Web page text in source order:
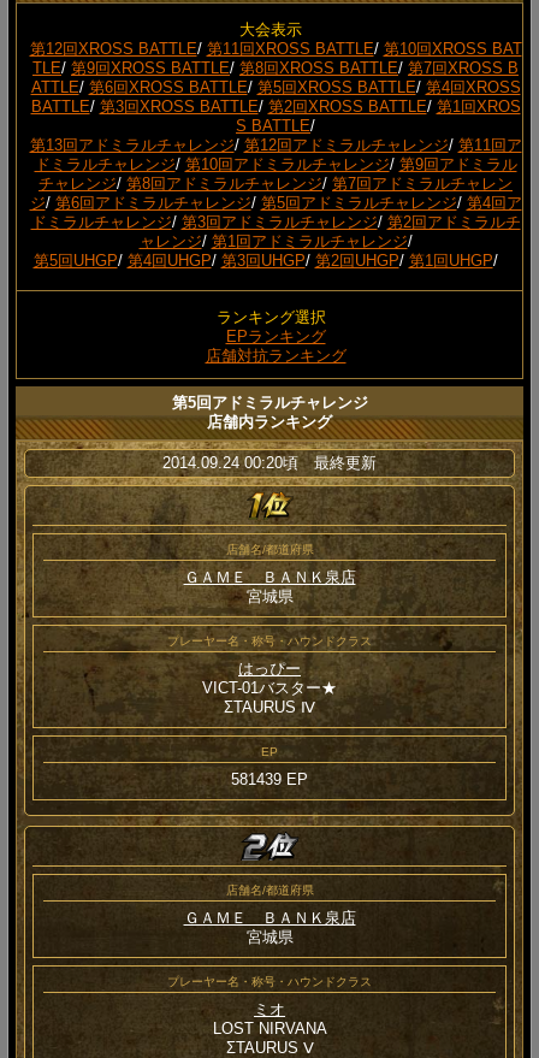
大会表示
第12回XROSS BATTLE/ 第11回XROSS BATTLE/ 第10回XROSS BAT
TLE/ 第9回XROSS BATTLE/ 第8回XROSS BATTLE/ 第7回XROSS B
ATTLE/ 第6回XROSS BATTLE/ 第5回XROSS BATTLE/ 第4回XROSS
BATTLE/ 第3回XROSS BATTLE/ 第2回XROSS BATTLE/ 第1回XROS
S BATTLE/
第13回アドミラルチャレンジ/ 第12回アドミラルチャレンジ/ 第11回ア
ドミラルチャレンジ/ 第10回アドミラルチャレンジ/ 第9回アドミラル
チャレンジ/ 第8回アドミラルチャレンジ/ 第7回アドミラルチャレン
ジ/ 第6回アドミラルチャレンジ/ 第5回アドミラルチャレンジ/ 第4回ア
ドミラルチャレンジ/ 第3回アドミラルチャレンジ/ 第2回アドミラルチ
ャレンジ/ 第1回アドミラルチャレンジ/
第5回UHGP/ 第4回UHGP/ 第3回UHGP/ 第2回UHGP/ 第1回UHGP/
ランキング選択
EPランキング
店舗対抗ランキング
第5回アドミラルチャレンジ
店舗内ランキング
2014.09.24 00:20頃 最終更新
店舗名/都道府県
ＧＡＭＥ ＢＡＮＫ泉店
宮城県
プレーヤー名・称号・ハウンドクラス
はっぴー
VICT-01バスター★
ΣTAURUS Ⅳ
EP
581439 EP
店舗名/都道府県
ＧＡＭＥ ＢＡＮＫ泉店
宮城県
プレーヤー名・称号・ハウンドクラス
ミオ
LOST NIRVANA
ΣTAURUS Ⅴ